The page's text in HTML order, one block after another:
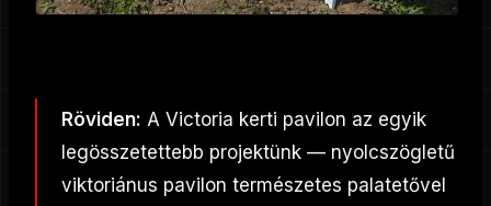
Röviden: A Victoria kerti pavilon az egyik
legösszetettebb projektünk — nyolcszögletű
viktoriánus pavilon természetes palatetővel